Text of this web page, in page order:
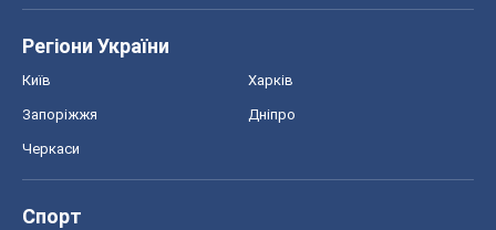
Регіони України
Київ Харків
Запоріжжя Дніпро
Черкаси
Спорт